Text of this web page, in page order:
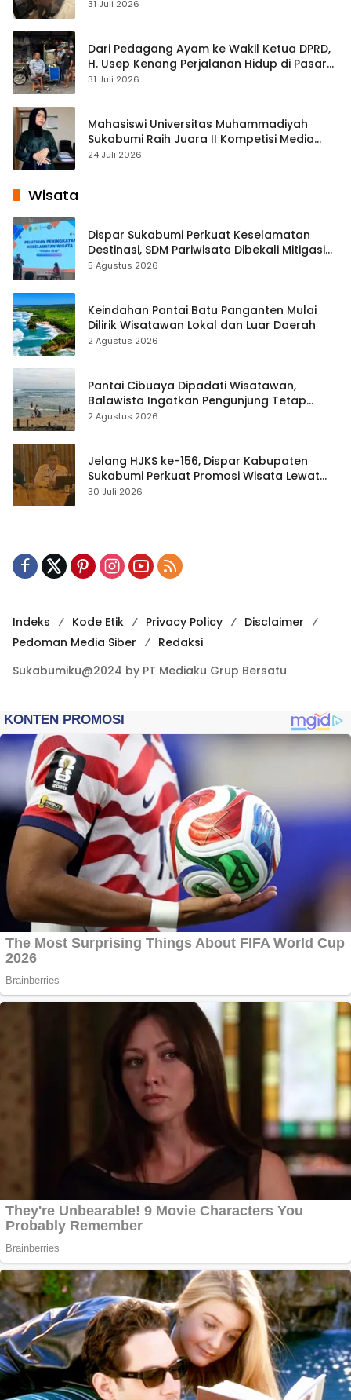
31 Juli 2026
Dari Pedagang Ayam ke Wakil Ketua DPRD,
H. Usep Kenang Perjalanan Hidup di Pasar
Cisaat
31 Juli 2026
Mahasiswi Universitas Muhammadiyah
Sukabumi Raih Juara II Kompetisi Media
Pembelajaran Digital Tingkat Internasional
24 Juli 2026
Wisata
Dispar Sukabumi Perkuat Keselamatan
Destinasi, SDM Pariwisata Dibekali Mitigasi
hingga Teknik Evakuasi
5 Agustus 2026
Keindahan Pantai Batu Panganten Mulai
Dilirik Wisatawan Lokal dan Luar Daerah
2 Agustus 2026
Pantai Cibuaya Dipadati Wisatawan,
Balawista Ingatkan Pengunjung Tetap
Waspada
2 Agustus 2026
Jelang HJKS ke-156, Dispar Kabupaten
Sukabumi Perkuat Promosi Wisata Lewat
Publikasi Digital
30 Juli 2026
Indeks Kode Etik Privacy Policy
Disclaimer
Pedoman Media Siber
Redaksi
Sukabumiku@2024 by PT Mediaku Grup Bersatu